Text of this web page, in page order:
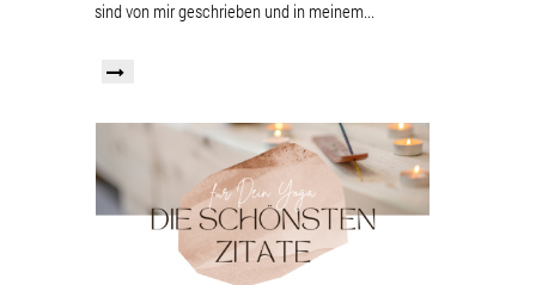
sind von mir geschrieben und in meinem...